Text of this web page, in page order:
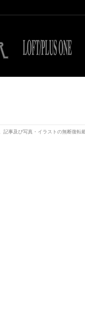
記事及び写真・イラストの無断復転